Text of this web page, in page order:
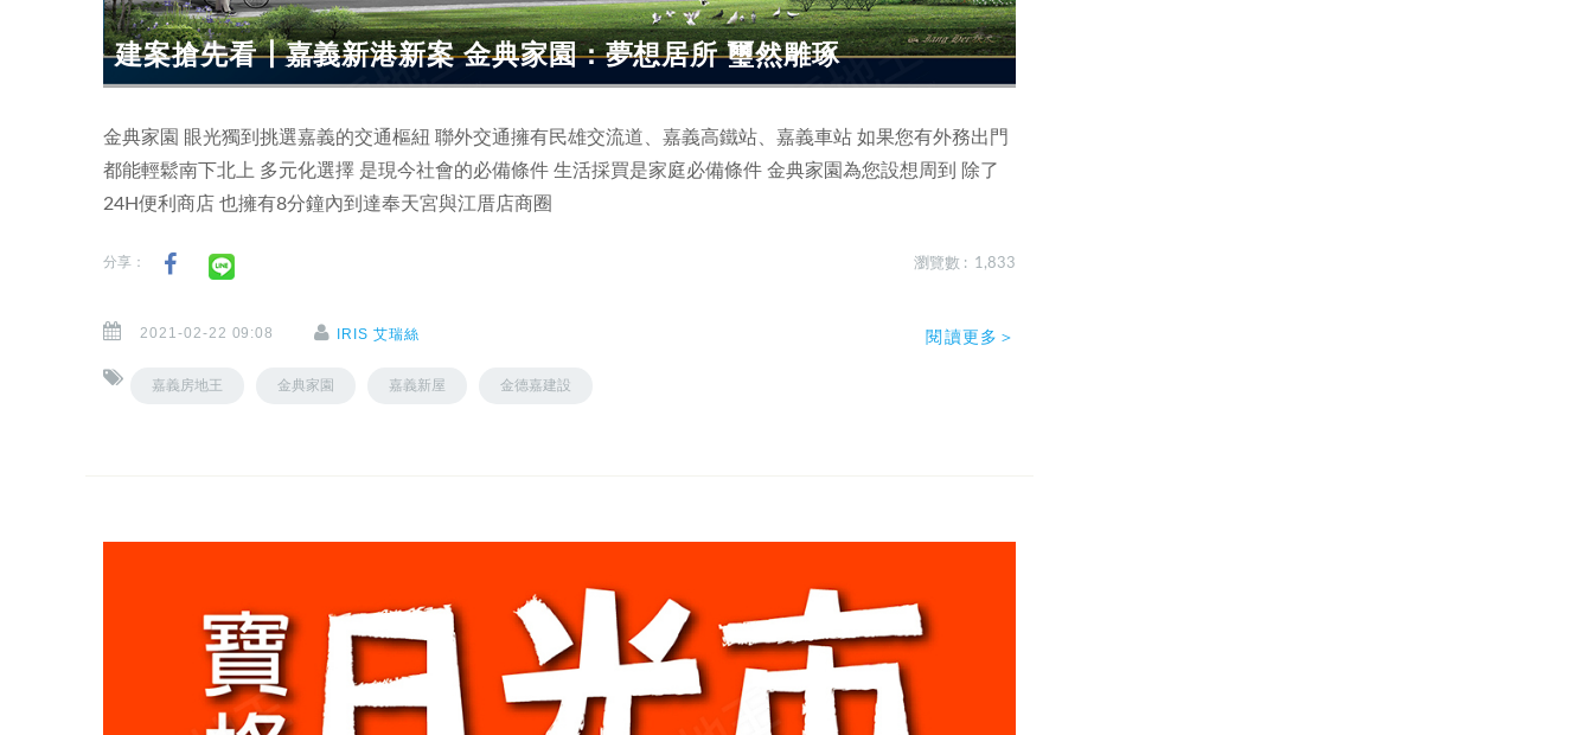
建案搶先看┃嘉義新港新案 金典家園：夢想居所 璽然雕琢
金典家園 眼光獨到挑選嘉義的交通樞紐 聯外交通擁有民雄交流道、嘉義高鐵站、嘉義車站 如果您有外務出門
都能輕鬆南下北上 多元化選擇 是現今社會的必備條件 生活採買是家庭必備條件 金典家園為您設想周到 除了
24H便利商店 也擁有8分鐘內到達奉天宮與江厝店商圈
分享： 瀏覽數 : 1,833
2021-02-22 09:08 IRIS 艾瑞絲
嘉義房地王 金典家園 嘉義新屋 金德嘉建設
閱讀更多＞